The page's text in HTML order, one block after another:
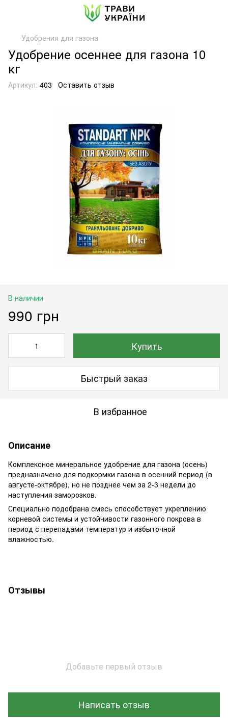
Удобрения для газона
Удобрение осеннее для газона 10
кг
Артикул: 403 Оставить отзыв
В наличии
990 грн
Купить
Быстрый заказ
В избранное
Описание
Комплексное минеральное удобрение для газона (осень)
предназначено для подкормки газона в осенний период (в
августе-октябре), но не позднее чем за 2-3 недели до
наступления заморозков.
Специально подобрана смесь способствует укреплению
корневой системы и устойчивости газонного покрова в
период с перепадами температур и избыточной
влажностью.
Отзывы
Добавьте первый отзыв
Написать отзыв